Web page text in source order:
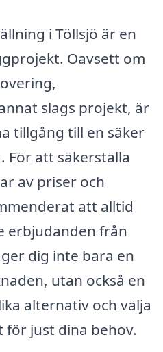
i Töllsjö är en
Oavsett om
slags projekt, är
tillgång till en säker
För att säkerställa
av priser och
att alltid
erbjudanden från
dig inte bara en
utan också en
alternativ och välja
för just dina behov.